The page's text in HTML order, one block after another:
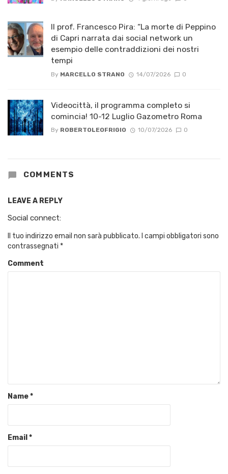
Il prof. Francesco Pira: “La morte di Peppino
di Capri narrata dai social network un
esempio delle contraddizioni dei nostri
tempi
By MARCELLO STRANO 14/07/2026 0
Videocittà, il programma completo si
comincia! 10-12 Luglio Gazometro Roma
By ROBERTOLEOFRIGIO 10/07/2026 0
COMMENTS
LEAVE A REPLY
Social connect:
Il tuo indirizzo email non sarà pubblicato. I campi obbligatori sono
contrassegnati *
Comment
Name*
Email*